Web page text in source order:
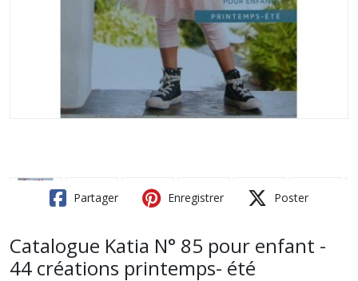
Partager Enregistrer Poster
Catalogue Katia N° 85 pour enfant -
44 créations printemps- été